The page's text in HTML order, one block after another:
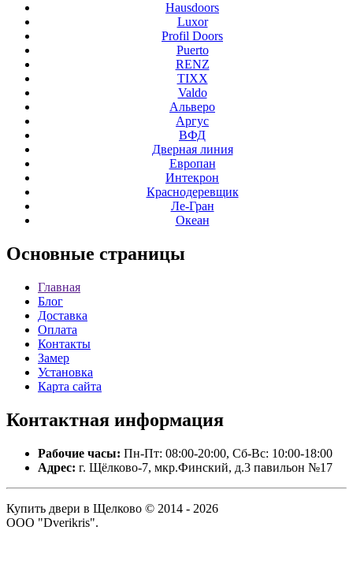
Hausdoors
Luxor
Profil Doors
Puerto
RENZ
TIXX
Valdo
Альверо
Аргус
ВФД
Дверная линия
Европан
Интекрон
Краснодеревщик
Ле-Гран
Океан
Основные страницы
Главная
Блог
Доставка
Оплата
Контакты
Замер
Установка
Карта сайта
Контактная информация
Рабочие часы: Пн-Пт: 08:00-20:00, Сб-Вс: 10:00-18:00
Адрес: г. Щёлково-7, мкр.Финский, д.3 павильон №17
Купить двери в Щелково © 2014 - 2026
ООО "Dverikris".